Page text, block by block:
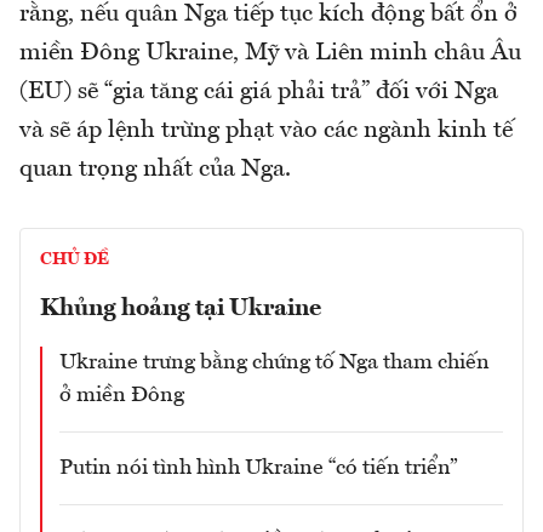
rằng, nếu quân Nga tiếp tục kích động bất ổn ở
miền Đông Ukraine, Mỹ và Liên minh châu Âu
(EU) sẽ “gia tăng cái giá phải trả” đối với Nga
và sẽ áp lệnh trừng phạt vào các ngành kinh tế
quan trọng nhất của Nga.
CHỦ ĐỀ
Khủng hoảng tại Ukraine
Ukraine trưng bằng chứng tố Nga tham chiến
ở miền Đông
Putin nói tình hình Ukraine “có tiến triển”